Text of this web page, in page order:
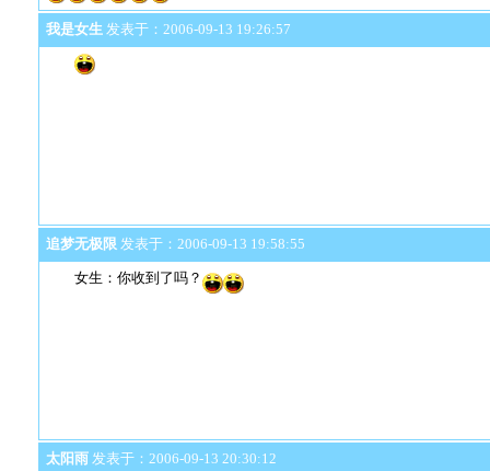
我是女生发表于：2006-09-13 19:26:57
追梦无极限发表于：2006-09-13 19:58:55
女生：你收到了吗？
太阳雨发表于：2006-09-13 20:30:12